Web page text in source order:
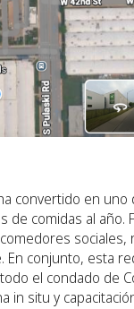
convertido en uno
comidas al año.
sociales,
En conjunto, esta
el condado de
in situ y